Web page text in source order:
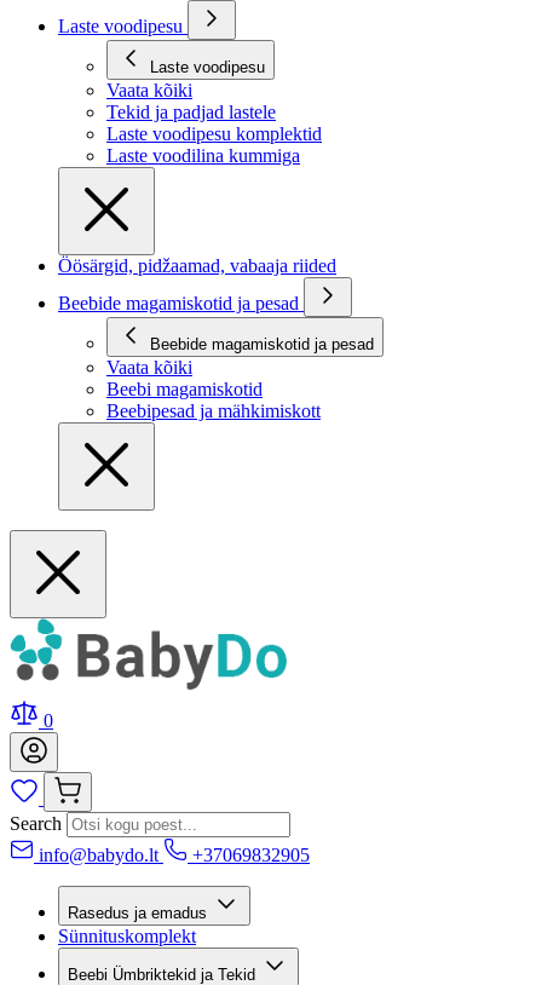
Laste voodipesu
Laste voodipesu
Vaata kõiki
Tekid ja padjad lastele
Laste voodipesu komplektid
Laste voodilina kummiga
Öösärgid, pidžaamad, vabaaja riided
Beebide magamiskotid ja pesad
Beebide magamiskotid ja pesad
Vaata kõiki
Beebi magamiskotid
Beebipesad ja mähkimiskott
0
Search
info@babydo.lt
+37069832905
Rasedus ja emadus
Sünnituskomplekt
Beebi Ümbriktekid ja Tekid